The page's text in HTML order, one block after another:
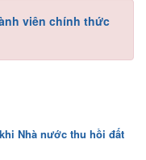
viên chính thức
Nhà nước thu hồi đất